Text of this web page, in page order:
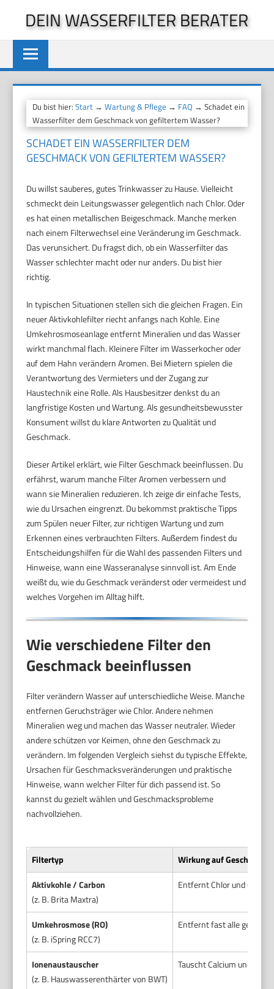
springen
DEIN WASSERFILTER BERATER
Du bist hier:Start →Wartung & Pflege → FAQ → Schadet ein
Wasserfilter dem Geschmack von gefiltertem Wasser?
SCHADET EIN WASSERFILTER DEM
GESCHMACK VON GEFILTERTEM WASSER?
Du willst sauberes, gutes Trinkwasser zu Hause. Vielleicht
schmeckt dein Leitungswasser gelegentlich nach Chlor. Oder
es hat einen metallischen Beigeschmack. Manche merken
nach einem Filterwechsel eine Veränderung im Geschmack.
Das verunsichert. Du fragst dich, ob ein Wasserfilter das
Wasser schlechter macht oder nur anders. Du bist hier
richtig.
In typischen Situationen stellen sich die gleichen Fragen. Ein
neuer Aktivkohlefilter riecht anfangs nach Kohle. Eine
Umkehrosmoseanlage entfernt Mineralien und das Wasser
wirkt manchmal flach. Kleinere Filter im Wasserkocher oder
auf dem Hahn verändern Aromen. Bei Mietern spielen die
Verantwortung des Vermieters und der Zugang zur
Haustechnik eine Rolle. Als Hausbesitzer denkst du an
langfristige Kosten und Wartung. Als gesundheitsbewusster
Konsument willst du klare Antworten zu Qualität und
Geschmack.
Dieser Artikel erklärt, wie Filter Geschmack beeinflussen. Du
erfährst, warum manche Filter Aromen verbessern und
wann sie Mineralien reduzieren. Ich zeige dir einfache Tests,
wie du Ursachen eingrenzt. Du bekommst praktische Tipps
zum Spülen neuer Filter, zur richtigen Wartung und zum
Erkennen eines verbrauchten Filters. Außerdem findest du
Entscheidungshilfen für die Wahl des passenden Filters und
Hinweise, wann eine Wasseranalyse sinnvoll ist. Am Ende
weißt du, wie du Geschmack veränderst oder vermeidest und
welches Vorgehen im Alltag hilft.
Wie verschiedene Filter den
Geschmack beeinflussen
Filter verändern Wasser auf unterschiedliche Weise. Manche
entfernen Geruchsträger wie Chlor. Andere nehmen
Mineralien weg und machen das Wasser neutraler. Wieder
andere schützen vor Keimen, ohne den Geschmack zu
verändern. Im folgenden Vergleich siehst du typische Effekte,
Ursachen für Geschmacksveränderungen und praktische
Hinweise, wann welcher Filter für dich passend ist. So
kannst du gezielt wählen und Geschmacksprobleme
nachvollziehen.
Filtertyp
Wirkung auf Geschmack
Aktivkohle / Carbon
(z. B. Brita Maxtra)
Entfernt Chlor und
Umkehrosmose (RO)
(z. B. iSpring RCC7)
Entfernt fast alle
Ionenaustauscher
(z. B. Hauswasserenthärter von BWT)
Tauscht Calcium und